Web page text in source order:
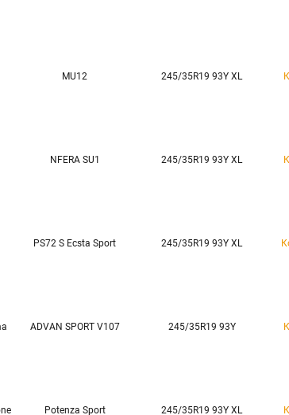
MU12 245/35R19 93Y XL
NFERA SU1 245/35R19 93Y XL
PS72 S Ecsta Sport 245/35R19 93Y XL
ADVAN SPORT V107 245/35R19 93Y
Potenza Sport 245/35R19 93Y XL